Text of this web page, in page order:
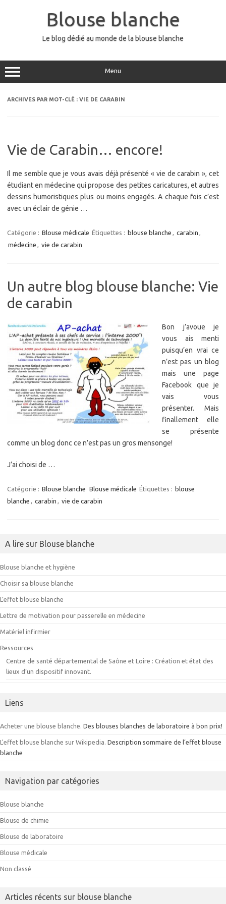
Blouse blanche
Le blog dédié au monde de la blouse blanche
Menu
ARCHIVES PAR MOT-CLÉ : VIE DE CARABIN
Vie de Carabin… encore!
Il me semble que je vous avais déjà présenté « vie de carabin », cet
étudiant en médecine qui propose des petites caricatures, et autres
dessins humoristiques plus ou moins engagés. A chaque fois c’est
avec un éclair de génie …
Catégorie : Blouse médicale Étiquettes : blouse blanche , carabin ,
médecine , vie de carabin
Un autre blog blouse blanche: Vie
de carabin
Bon j’avoue je
vous ais menti
puisqu’en vrai ce
n’est pas un blog
mais une page
Facebook que je
vais vous
présenter. Mais
finallement elle
se présente
comme un blog donc ce n’est pas un gros mensonge!
J’ai choisi de …
Catégorie : Blouse blanche Blouse médicale Étiquettes : blouse
blanche , carabin , vie de carabin
A lire sur Blouse blanche
Blouse blanche et hygiène
Choisir sa blouse blanche
L’effet blouse blanche
Lettre de motivation pour passerelle en médecine
Matériel infirmier
Ressources
Centre de santé départemental de Saône et Loire : Création et état des
lieux d’un dispositif innovant.
Liens
Acheter une blouse blanche. Des blouses blanches de laboratoire à bon prix!
L'effet blouse blanche sur Wikipedia. Description sommaire de l’effet blouse
blanche
Navigation par catégories
Blouse blanche
Blouse de chimie
Blouse de laboratoire
Blouse médicale
Non classé
Articles récents sur blouse blanche